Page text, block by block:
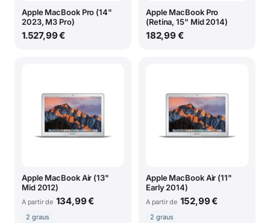
Apple MacBook Pro (14"
2023, M3 Pro)
1.527,99 €
Apple MacBook Pro
(Retina, 15" Mid 2014)
182,99 €
Apple MacBook Air (13"
Mid 2012)
A partir de 134,99 €
2 graus
Apple MacBook Air (11"
Early 2014)
A partir de 152,99 €
2 graus